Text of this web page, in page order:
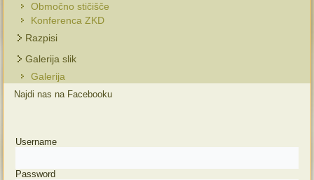
Območno stičišče
Konferenca ZKD
Razpisi
Galerija slik
Galerija
Najdi nas na Facebooku
Username
Password